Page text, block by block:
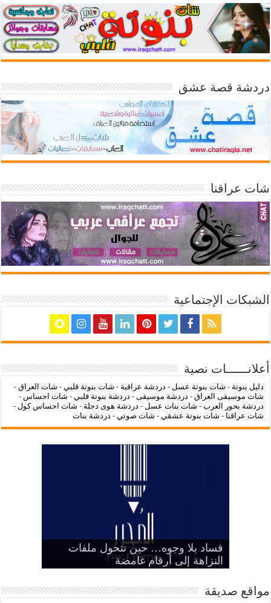
دردشة قصة عشق
شات عراقنا
الشبكات الإجتماعية
أعلانــــــات نصية
دليل بنوتة - شات بنوتة عسل - دردشة عراقية - شات بنوتة قلبي - شات العراق-
شات موسيقى العراق - دردشة موسيقى - دردشة بنوتة قلبي - شات احساس -
دردشة بحور العرب - شات بنات عسل - دردشة هوى دجلة - شات احساس كول -
شات عراقنا - شات بنوتة عشقي - شات صوتي - دردشة بنات
فساد بلا وجوه… حين تتحول ملفات
النزاهة إلى أرقام غامضة
بين الرمز السياسي وخطر التنازل عن
هيبة الدولة
شات عراقنا
شات بنوتة عسل
‌‌‌LC Waikiki: عنوان التسوق عبر
الإنترنت لشراء الملابس الأنيقة
مواقع صديقة